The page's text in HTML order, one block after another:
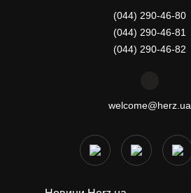
(044) 290-46-80
(044) 290-46-81
(044) 290-46-82
welcome@herz.ua